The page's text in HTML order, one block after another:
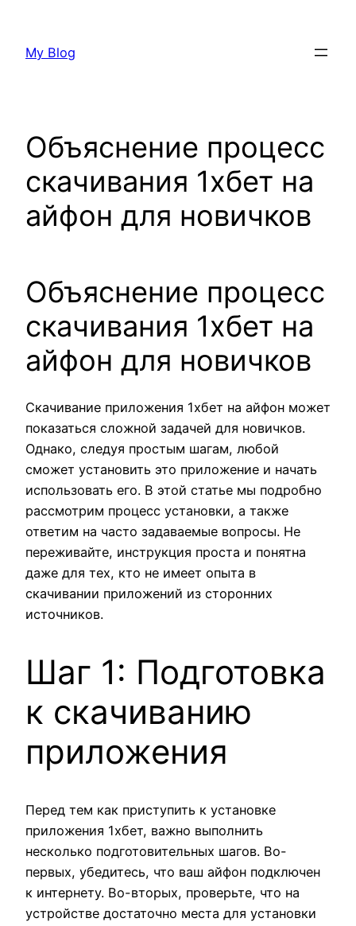
content
My Blog
Объяснение процесс
скачивания 1хбет на
айфон для новичков
Объяснение процесс
скачивания 1хбет на
айфон для новичков
Скачивание приложения 1хбет на айфон может
показаться сложной задачей для новичков.
Однако, следуя простым шагам, любой
сможет установить это приложение и начать
использовать его. В этой статье мы подробно
рассмотрим процесс установки, а также
ответим на часто задаваемые вопросы. Не
переживайте, инструкция проста и понятна
даже для тех, кто не имеет опыта в
скачивании приложений из сторонних
источников.
Шаг 1: Подготовка
к скачиванию
приложения
Перед тем как приступить к установке
приложения 1хбет, важно выполнить
несколько подготовительных шагов. Во-
первых, убедитесь, что ваш айфон подключен
к интернету. Во-вторых, проверьте, что на
устройстве достаточно места для установки